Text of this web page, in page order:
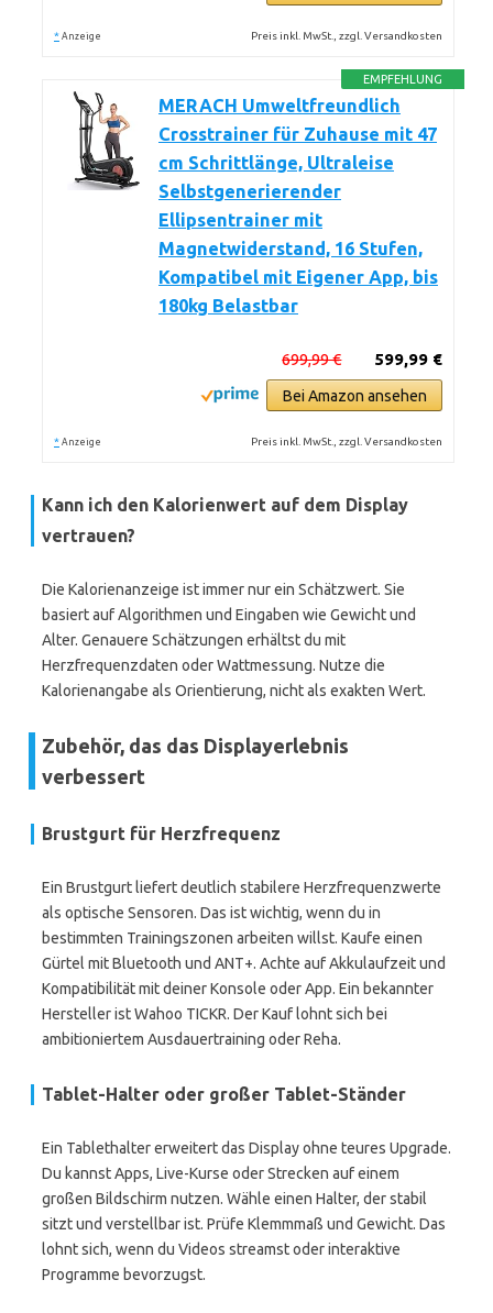
* Anzeige Preis inkl. MwSt., zzgl. Versandkosten
EMPFEHLUNG
MERACH Umweltfreundlich
Crosstrainer für Zuhause mit 47
cm Schrittlänge, Ultraleise
Selbstgenerierender
Ellipsentrainer mit
Magnetwiderstand, 16 Stufen,
Kompatibel mit Eigener App, bis
180kg Belastbar
599,99 €
699,99 €
Bei Amazon ansehen
* Anzeige Preis inkl. MwSt., zzgl. Versandkosten
Kann ich den Kalorienwert auf dem Display
vertrauen?
Die Kalorienanzeige ist immer nur ein Schätzwert. Sie
basiert auf Algorithmen und Eingaben wie Gewicht und
Alter. Genauere Schätzungen erhältst du mit
Herzfrequenzdaten oder Wattmessung. Nutze die
Kalorienangabe als Orientierung, nicht als exakten Wert.
Zubehör, das das Displayerlebnis
verbessert
Brustgurt für Herzfrequenz
Ein Brustgurt liefert deutlich stabilere Herzfrequenzwerte
als optische Sensoren. Das ist wichtig, wenn du in
bestimmten Trainingszonen arbeiten willst. Kaufe einen
Gürtel mit Bluetooth und ANT+. Achte auf Akkulaufzeit und
Kompatibilität mit deiner Konsole oder App. Ein bekannter
Hersteller ist Wahoo TICKR. Der Kauf lohnt sich bei
ambitioniertem Ausdauertraining oder Reha.
Tablet-Halter oder großer Tablet-Ständer
Ein Tablethalter erweitert das Display ohne teures Upgrade.
Du kannst Apps, Live-Kurse oder Strecken auf einem
großen Bildschirm nutzen. Wähle einen Halter, der stabil
sitzt und verstellbar ist. Prüfe Klemmmaß und Gewicht. Das
lohnt sich, wenn du Videos streamst oder interaktive
Programme bevorzugst.